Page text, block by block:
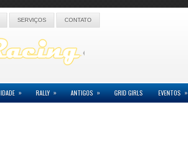
SERVIÇOS CONTATO
» RALLY » ANTIGOS » GRID GIRLS EVENTOS »